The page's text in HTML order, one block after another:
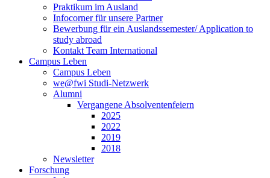
Praktikum im Ausland
Infocorner für unsere Partner
Bewerbung für ein Auslandssemester/ Application to
study abroad
Kontakt Team International
Campus Leben
Campus Leben
we@fwi Studi-Netzwerk
Alumni
Vergangene Absolventenfeiern
2025
2022
2019
2018
Newsletter
Forschung